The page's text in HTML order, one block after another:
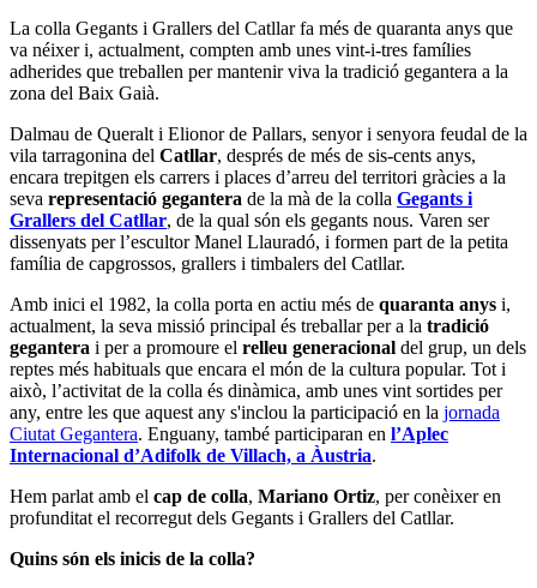
La colla Gegants i Grallers del Catllar fa més de quaranta anys que
va néixer i, actualment, compten amb unes vint-i-tres famílies
adherides que treballen per mantenir viva la tradició gegantera a la
zona del Baix Gaià.
Dalmau de Queralt i Elionor de Pallars, senyor i senyora feudal de la
vila tarragonina del Catllar, després de més de sis-cents anys,
encara trepitgen els carrers i places d’arreu del territori gràcies a la
seva representació gegantera de la mà de la colla Gegants i
Grallers del Catllar, de la qual són els gegants nous. Varen ser
dissenyats per l’escultor Manel Llauradó, i formen part de la petita
família de capgrossos, grallers i timbalers del Catllar.
Amb inici el 1982, la colla porta en actiu més de quaranta anys i,
actualment, la seva missió principal és treballar per a la tradició
gegantera i per a promoure el relleu generacional del grup, un dels
reptes més habituals que encara el món de la cultura popular. Tot i
això, l’activitat de la colla és dinàmica, amb unes vint sortides per
any, entre les que aquest any s'inclou la participació en la jornada
Ciutat Gegantera. Enguany, també participaran en l’Aplec
Internacional d’Adifolk de Villach, a Àustria.
Hem parlat amb el cap de colla, Mariano Ortiz, per conèixer en
profunditat el recorregut dels Gegants i Grallers del Catllar.
Quins són els inicis de la colla?